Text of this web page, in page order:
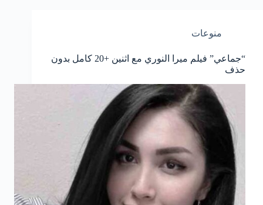
منوعات
“جماعي” فيلم ميرا النوري مع اثنين +20 كامل بدون
حذف